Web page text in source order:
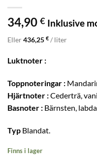
34,90 € Inklusive
Eller436,25 € / liter
Luktnoter :
Toppnoteringar :
Hjärtnoter :Cederträ,
Basnoter : Bärnsten,
Typ Blandat.
Finns i lager